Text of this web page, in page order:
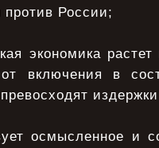
России;
экономика
включения в
осмысленное и